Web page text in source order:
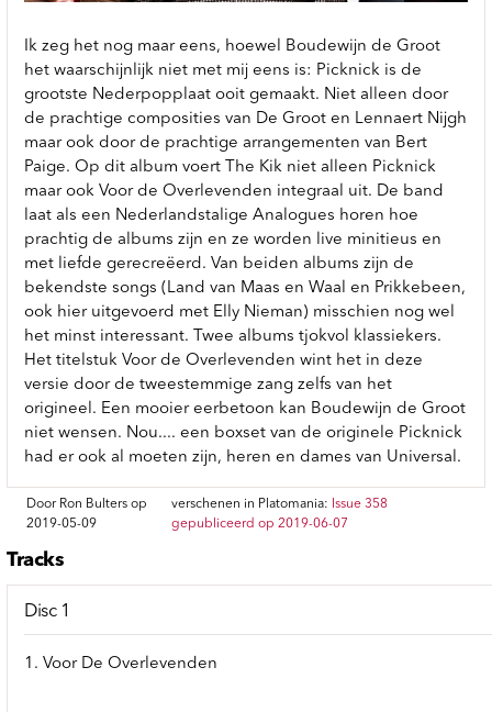
Ik zeg het nog maar eens, hoewel Boudewijn de Groot
het waarschijnlijk niet met mij eens is: Picknick is de
grootste Nederpopplaat ooit gemaakt. Niet alleen door
de prachtige composities van De Groot en Lennaert Nijgh
maar ook door de prachtige arrangementen van Bert
Paige. Op dit album voert The Kik niet alleen Picknick
maar ook Voor de Overlevenden integraal uit. De band
laat als een Nederlandstalige Analogues horen hoe
prachtig de albums zijn en ze worden live minitieus en
met liefde gerecreëerd. Van beiden albums zijn de
bekendste songs (Land van Maas en Waal en Prikkebeen,
ook hier uitgevoerd met Elly Nieman) misschien nog wel
het minst interessant. Twee albums tjokvol klassiekers.
Het titelstuk Voor de Overlevenden wint het in deze
versie door de tweestemmige zang zelfs van het
origineel. Een mooier eerbetoon kan Boudewijn de Groot
niet wensen. Nou.... een boxset van de originele Picknick
had er ook al moeten zijn, heren en dames van Universal.
Door Ron Bulters op
2019-05-09
verschenen in Platomania: Issue 358
gepubliceerd op 2019-06-07
Tracks
Disc 1
1. Voor De Overlevenden